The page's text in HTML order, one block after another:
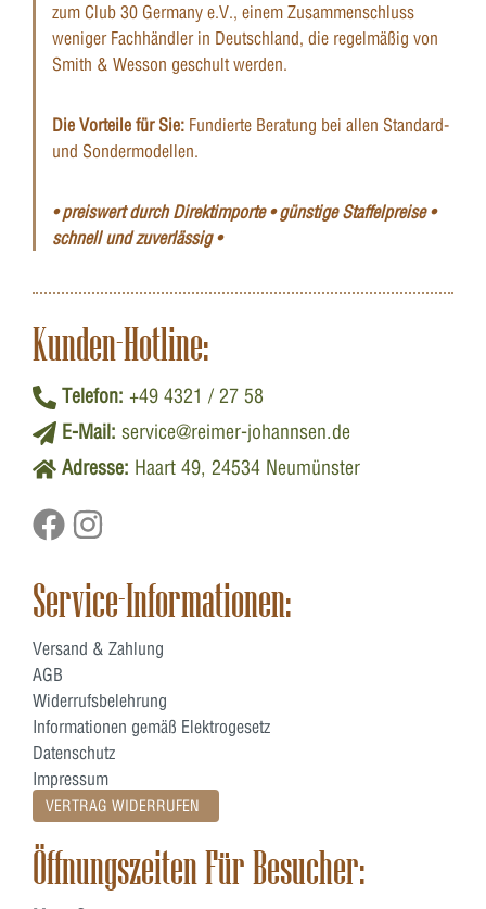
zum Club 30 Germany e.V., einem Zusammenschluss
weniger Fachhändler in Deutschland, die regelmäßig von
Smith & Wesson geschult werden.
Die Vorteile für Sie: Fundierte Beratung bei allen Standard-
und Sondermodellen.
• preiswert durch Direktimporte • günstige Staffelpreise •
schnell und zuverlässig •
Kunden-Hotline:
Telefon: +49 4321 / 27 58
E-Mail: service@reimer-johannsen.de
Adresse: Haart 49, 24534 Neumünster
Service-Informationen:
Versand & Zahlung
AGB
Widerrufsbelehrung
Informationen gemäß Elektrogesetz
Datenschutz
Impressum
VERTRAG WIDERRUFEN
Öffnungszeiten Für Besucher: